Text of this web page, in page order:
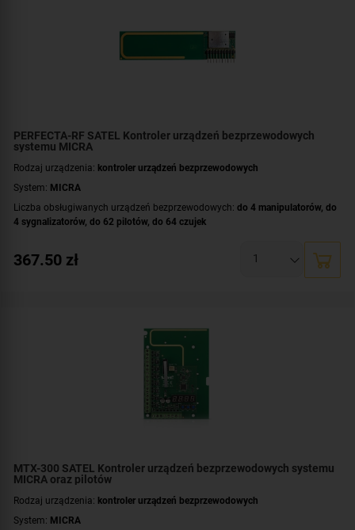
PERFECTA-RF SATEL Kontroler urządzeń bezprzewodowych
systemu MICRA
Rodzaj urządzenia: kontroler urządzeń bezprzewodowych
System: MICRA
Liczba obsługiwanych urządzeń bezprzewodowych: do 4 manipulatorów, do
4 sygnalizatorów, do 62 pilotów, do 64 czujek
367.50 zł
MTX-300 SATEL Kontroler urządzeń bezprzewodowych systemu
MICRA oraz pilotów
Rodzaj urządzenia: kontroler urządzeń bezprzewodowych
System: MICRA